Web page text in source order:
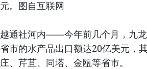
元。图自互联网
越通社河内——今年前几个月，九
省市的水产品出口额达20亿美元，
庄、芹苴、同塔、金瓯等省市。